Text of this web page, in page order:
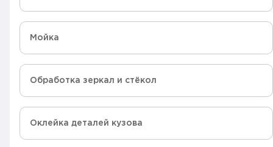
Мойка
Обработка зеркал и стёкол
Оклейка деталей кузова